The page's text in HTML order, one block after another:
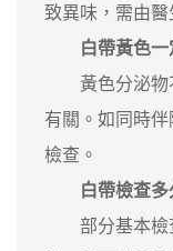
致異味，需由醫
白帶黃色一
黃色分泌物不
有關。如同時
檢查。
白帶檢查多
部分基本檢